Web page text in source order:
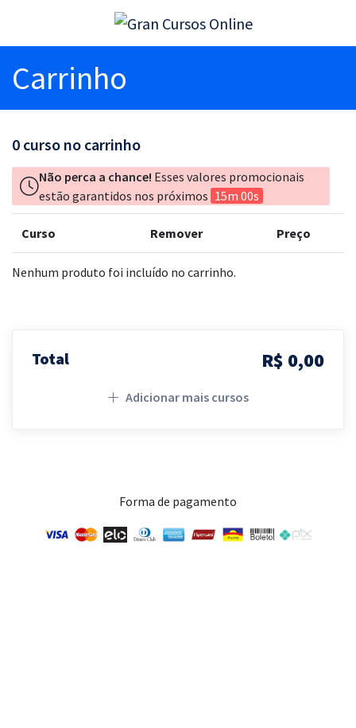
Carrinho
0 curso no carrinho
Não perca a chance! Esses valores promocionais
estão garantidos nos próximos 15m 00s
Curso Remover Preço
Nenhum produto foi incluído no carrinho.
Total R$ 0,00
Adicionar mais cursos
Forma de pagamento